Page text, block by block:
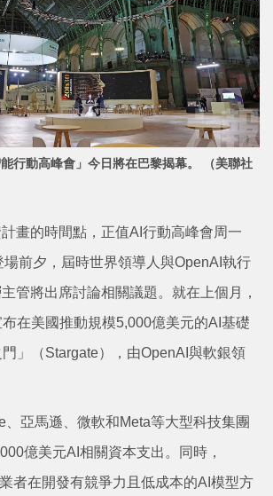
行動高峰會」今日將在巴黎揭幕。 （美聯社
畫的時間點，正值AI行動高峰會周一
場前夕，屆時世界領導人與OpenAI執行
管將出席討論相關議題。就在上個月，
在美國推動規模5,000億美元的AI基礎
」（Stargate），由OpenAI與軟銀領
、亞馬遜、微軟和Meta等大型科技集團
億美元AI相關資本支出。同時，
者在開發有競爭力且低成本的AI模型方